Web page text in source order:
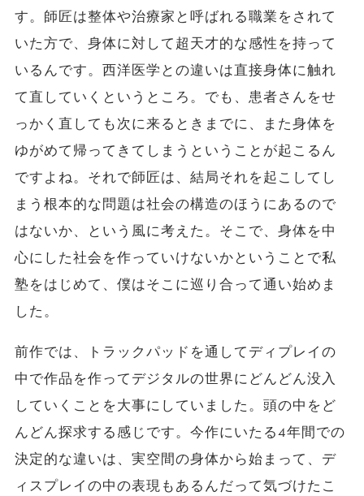
す。師匠は整体や治療家と呼ばれる職業をされて
いた方で、身体に対して超天才的な感性を持って
いるんです。西洋医学との違いは直接身体に触れ
て直していくというところ。でも、患者さんをせ
っかく直しても次に来るときまでに、また身体を
ゆがめて帰ってきてしまうということが起こるん
ですよね。それで師匠は、結局それを起こしてし
まう根本的な問題は社会の構造のほうにあるので
はないか、という風に考えた。そこで、身体を中
心にした社会を作っていけないかということで私
塾をはじめて、僕はそこに巡り合って通い始めま
した。
前作では、トラックパッドを通してディプレイの
中で作品を作ってデジタルの世界にどんどん没入
していくことを大事にしていました。頭の中をど
んどん探求する感じです。今作にいたる4年間での
決定的な違いは、実空間の身体から始まって、デ
ィスプレイの中の表現もあるんだって気づけたこ